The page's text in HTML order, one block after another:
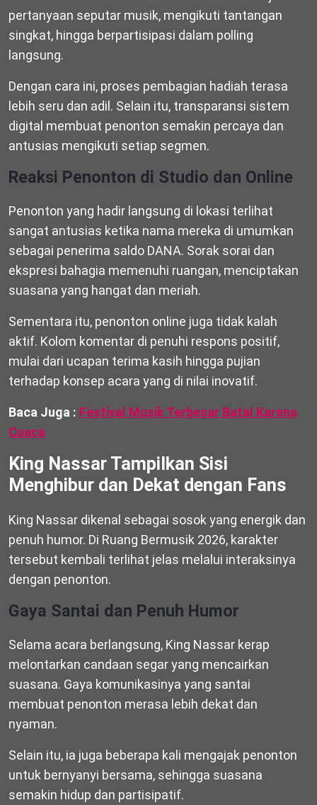
pertanyaan seputar musik, mengikuti tantangan
singkat, hingga berpartisipasi dalam polling
langsung.
Dengan cara ini, proses pembagian hadiah terasa
lebih seru dan adil. Selain itu, transparansi sistem
digital membuat penonton semakin percaya dan
antusias mengikuti setiap segmen.
Reaksi Penonton di Studio dan Online
Penonton yang hadir langsung di lokasi terlihat
sangat antusias ketika nama mereka di umumkan
sebagai penerima saldo DANA. Sorak sorai dan
ekspresi bahagia memenuhi ruangan, menciptakan
suasana yang hangat dan meriah.
Sementara itu, penonton online juga tidak kalah
aktif. Kolom komentar di penuhi respons positif,
mulai dari ucapan terima kasih hingga pujian
terhadap konsep acara yang di nilai inovatif.
Baca Juga : Festival Musik Terbesar Batal Karena
Cuaca
King Nassar Tampilkan Sisi
Menghibur dan Dekat dengan Fans
King Nassar dikenal sebagai sosok yang energik dan
penuh humor. Di Ruang Bermusik 2026, karakter
tersebut kembali terlihat jelas melalui interaksinya
dengan penonton.
Gaya Santai dan Penuh Humor
Selama acara berlangsung, King Nassar kerap
melontarkan candaan segar yang mencairkan
suasana. Gaya komunikasinya yang santai
membuat penonton merasa lebih dekat dan
nyaman.
Selain itu, ia juga beberapa kali mengajak penonton
untuk bernyanyi bersama, sehingga suasana
semakin hidup dan partisipatif.